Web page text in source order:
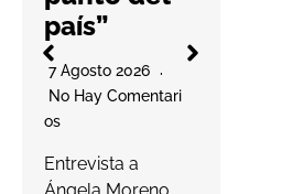
elabora un
decálogo de
buenas prácticas
para ayudar a las